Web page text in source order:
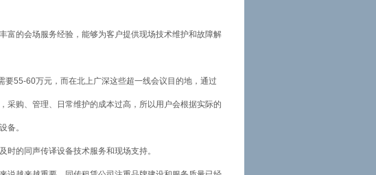
富的会场服务经验，能够为客户提供现场技术维护和故障解
55-60万元，而在北上广深这些超一线会议目的地，通过
采购、管理、日常维护的成本过高，所以用户会根据实际的
备。
的同声传译设备技术服务和现场支持。